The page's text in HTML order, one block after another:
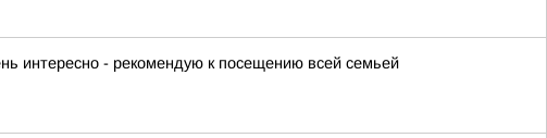
интересно - рекомендую к посещению всей семьей